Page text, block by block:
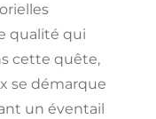
qualité qui
cette quête,
se démarque
un éventail